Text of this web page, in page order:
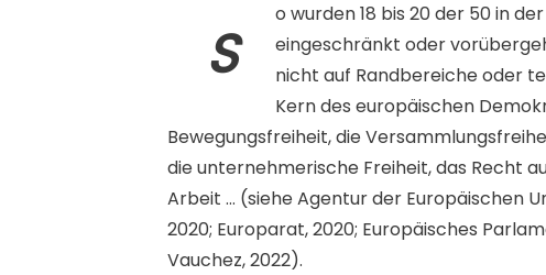
S
o wurden 18 bis 20 der 50 in
eingeschränkt oder
nicht auf Randbereiche oder
Kern des europäischen
Bewegungsfreiheit, die
die unternehmerische Freiheit, das Recht
Arbeit … (siehe Agentur der Europäischen
2020; Europarat, 2020; Europäisches
Vauchez, 2022).